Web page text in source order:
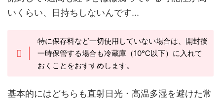
いくらい、日持ちしないんです...
特に保存料など一切使用していない場合は、開封後
一時保管する場合も冷蔵庫（10℃以下）に入れて
おくことをおすすめします。
基本的にはどちらも直射日光・高温多湿を避けた常